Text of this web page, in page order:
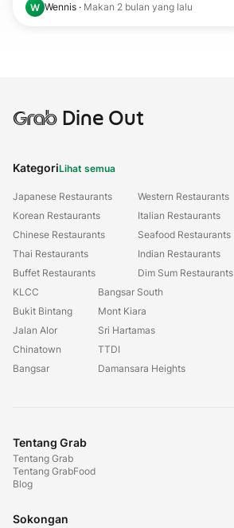
W Wennis · Makan 2 bulan yang lalu
GrabDine Out
KategoriLihat semua
Japanese Restaurants
Korean Restaurants
Chinese Restaurants
Thai Restaurants
Buffet Restaurants
Western Restaurants
Italian Restaurants
Seafood Restaurants
Indian Restaurants
Dim Sum Restaurants
KLCC
Bukit Bintang
Jalan Alor
Chinatown
Bangsar
Bangsar South
Mont Kiara
Sri Hartamas
TTDI
Damansara Heights
Tentang Grab
Tentang Grab
Tentang GrabFood
Blog
Sokongan